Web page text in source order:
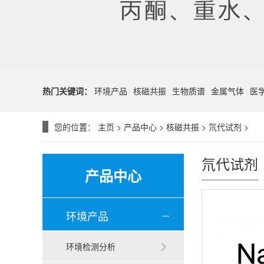
热门关键词： 环境产品 核磁共振 生物质谱 金属气体 医
您的位置： 主页 > 产品中心 > 核磁共振 > 氘代试剂 >
产品中心
环境产品
环境检测分析
氘代试剂